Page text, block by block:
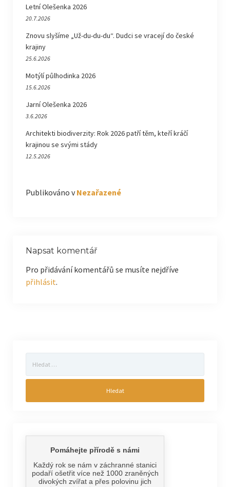
Letní Olešenka 2026
20.7.2026
Znovu slyšíme „Už-du-du-du“. Dudci se vracejí do české
krajiny
25.6.2026
Motýlí půlhodinka 2026
15.6.2026
Jarní Olešenka 2026
3.6.2026
Architekti biodiverzity: Rok 2026 patří těm, kteří kráčí
krajinou se svými stády
12.5.2026
Publikováno v Nezařazené
Napsat komentář
Pro přidávání komentářů se musíte nejdříve
přihlásit.